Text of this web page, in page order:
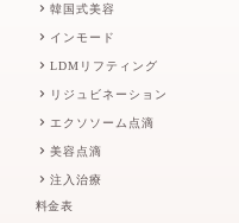
韓国式美容
インモード
LDMリフティング
リジュビネーション
エクソソーム点滴
美容点滴
注入治療
料金表